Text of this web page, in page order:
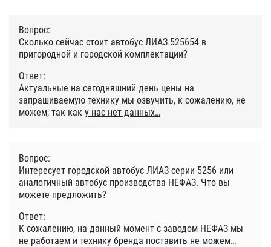
Вопрос:
Сколько сейчас стоит автобус ЛИАЗ 525654 в
пригородной и городской комплектации?
Ответ:
Актуальные на сегодняшний день цены на
запрашиваемую технику мы озвучить, к сожалению, не
можем, так как у нас нет данных
Вопрос:
Интересует городской автобус ЛИАЗ серии 5256 или
аналогичный автобус производства НЕФАЗ. Что вы
можете предложить?
Ответ:
К сожалению, на данный момент с заводом НЕФАЗ мы
не работаем и технику бренда поставить не можем